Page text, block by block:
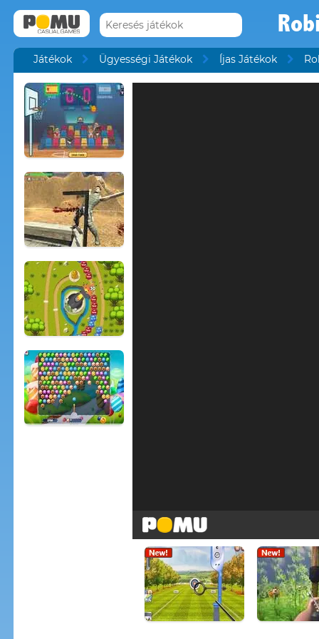
Játékok Ügyességi Játékok Íjas Játékok